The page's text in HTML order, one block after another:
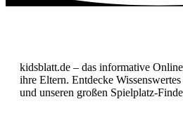
kidsblatt.de – das informative
ihre Eltern. Entdecke
und unseren großen Spielplatz-